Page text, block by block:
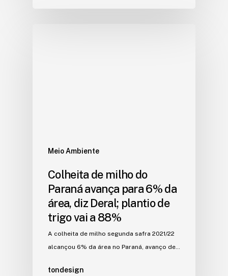
Meio Ambiente
Colheita de milho do
Paraná avança para 6% da
área, diz Deral; plantio de
trigo vai a 88%
A colheita de milho segunda safra 2021/22
alcançou 6% da área no Paraná, avanço de…
tondesign